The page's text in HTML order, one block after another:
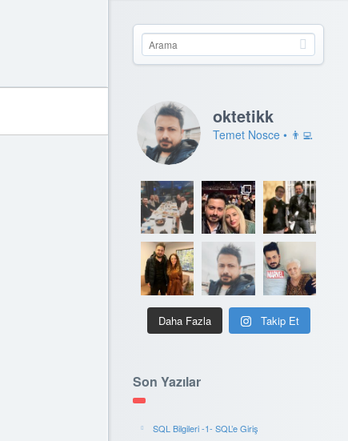
oktetikk
Temet Nosce • 👨‍💻
Daha Fazla Takip Et
Son Yazılar
SQL Bilgileri -1- SQL’e Giriş